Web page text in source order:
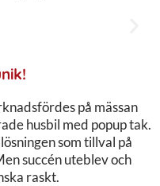
på mässan
husbil med popup tak.
som tillval på
succén uteblev och
raskt.